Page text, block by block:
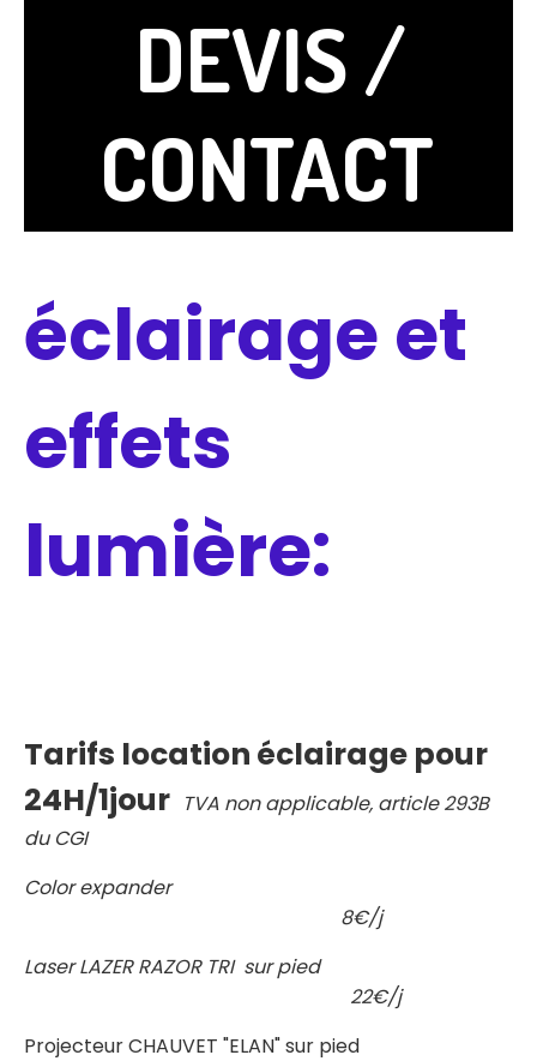
DEVIS /
CONTACT
éclairage et
effets
lumière:
Tarifs location éclairage pour
24H/1jour TVA non applicable, article 293B
du CGI
Color expander
8€/j
Laser LAZER RAZOR TRI sur pied
22€/j
Projecteur CHAUVET "ELAN" sur pied